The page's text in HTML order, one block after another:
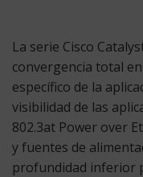
La serie Cisco
convergencia total
específico de la
visibilidad de las
802.3at Power over
y fuentes de
profundidad inferior